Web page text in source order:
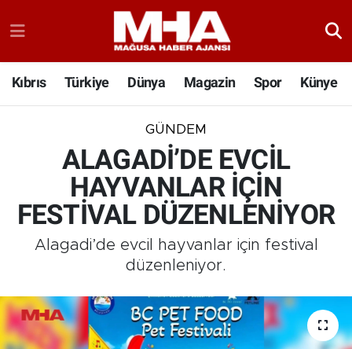
Kıbrıs Türkiye Dünya Magazin Spor Künye
GÜNDEM
ALAGADİ’DE EVCİL
HAYVANLAR İÇİN
FESTİVAL DÜZENLENİYOR
Alagadi’de evcil hayvanlar için festival
düzenleniyor.